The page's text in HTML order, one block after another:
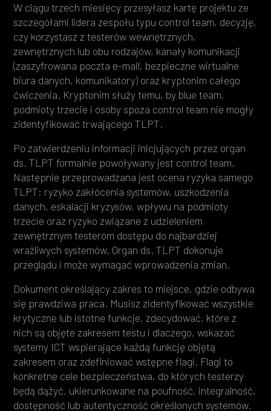
W ciągu trzech miesięcy przesyłasz kartę projektu ze
szczegółami lidera zespołu typu control team, decyzję,
czy korzystasz z testerów wewnętrznych,
zewnętrznych lub obu rodzajów, kanały komunikacji
(zaszyfrowana poczta e-mail, bezpieczne wirtualne
biura danych, komunikatory) oraz kryptonim całego
ćwiczenia. Kryptonim służy temu, by blue team,
podmioty trzecie i osoby spoza control team nie mogły
zidentyfikować trwającego TLPT.
Po zatwierdzeniu informacji inicjujących przez organ
ds. TLPT formalnie powoływany jest control team.
Następnie przeprowadzana jest ocena ryzyka samego
TLPT: ryzyko zakłócenia systemów, uszkodzenia
danych, eskalacji kryzysów, wpływu na podmioty
trzecie oraz ryzyko związane z udzieleniem
zewnętrznym testerom dostępu do najbardziej
wrażliwych systemów. Organ ds. TLPT dokonuje
przeglądu i może wymagać wprowadzenia zmian.
Dokument określający zakres to miejsce, gdzie odbywa
się prawdziwa praca. Musisz zidentyfikować wszystkie
krytyczne lub istotne funkcje, zdecydować, które z
nich są objęte zakresem testu i dlaczego, wskazać
systemy ICT wspierające każdą funkcję objętą
zakresem oraz zdefiniować wstępne flagi. Flagi to
konkretne cele bezpieczeństwa, do których testerzy
będą dążyć, ukierunkowane na poufność, integralność,
dostępność lub autentyczność określonych systemów.